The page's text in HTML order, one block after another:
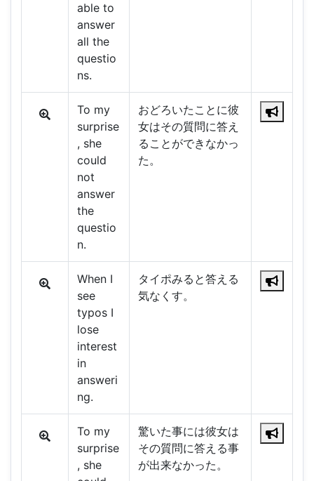
able to
answer
all the
questio
ns.
To my
surprise
, she
could
not
answer
the
questio
n.
おどろいたことに彼
女はその質問に答え
ることができなかっ
た。
When I
see
typos I
lose
interest
in
answeri
ng.
タイポみると答える
気なくす。
To my
surprise
, she
驚いた事には彼女は
その質問に答える事
が出来なかった。